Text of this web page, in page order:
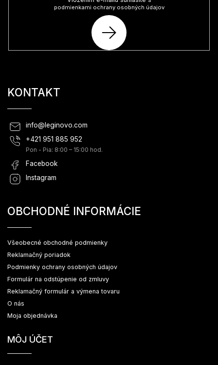
podmienkami ochrany osobných údajov
PRIHLÁSIŤ
SA
KONTAKT
info@ leginovo.com
+421 951 885 952
Pon - Pia: 8:00 – 15:00 hod.
Facebook
Instagram
OBCHODNÉ INFORMÁCIE
Všeobecné obchodné podmienky
Reklamačný poriadok
Podmienky ochrany osobných údajov
Formulár na odstúpenie od zmluvy
Reklamačný formulár a výmena tovaru
O nás
Moja objednávka
MÔJ ÚČET